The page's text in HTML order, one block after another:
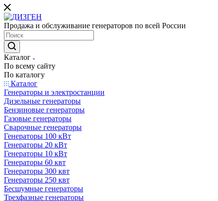
Продажа и обслуживание генераторов по всей России
Каталог
По всему сайту
По каталогу
Каталог
Генераторы и электростанции
Дизельные генераторы
Бензиновые генераторы
Газовые генераторы
Сварочные генераторы
Генераторы 100 кВт
Генераторы 20 кВт
Генераторы 10 кВт
Генераторы 60 квт
Генераторы 300 квт
Генераторы 250 квт
Бесшумные генераторы
Трехфазные генераторы